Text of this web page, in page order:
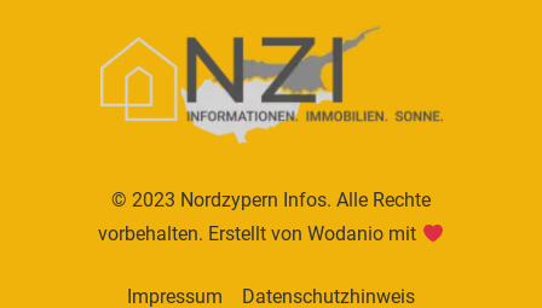
© 2023 Nordzypern Infos. Alle Rechte
vorbehalten. Erstellt vonWodanio mit
Impressum Datenschutzhinweis